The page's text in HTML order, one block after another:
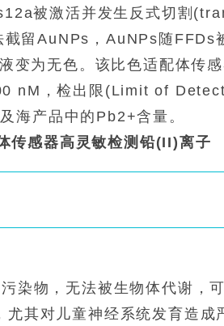
被激活并发生反式切割
留AuNPs，AuNPs随FFDs
变为无色。该比色适配体传
nM，检出限(Limit of
海产品中的Pb2+含量。
传感器高灵敏检测铅(II)离子
染物，无法被生物体代谢，
其对儿童神经系统发育造成